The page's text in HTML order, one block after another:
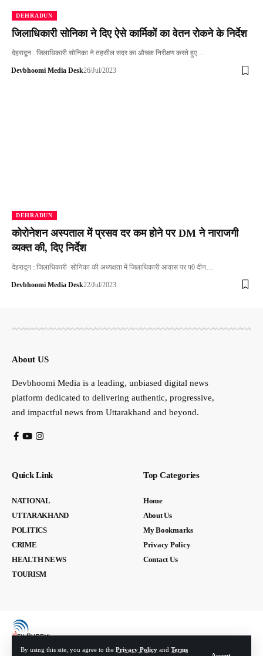
By using this site, you agree to the Privacy Policy and Terms
DEHRADUN
जिलाधिकारी सोनिका ने दिए ऐसे कार्मिकों का वेतन रोकने के निर्देश
देहरादून : जिलाधिकारी सोनिका ने तहसील सदर का औचक निरीक्षण करते हुए…
Devbhoomi Media Desk26/Jul/2023
DEHRADUN
कोरोनेशन अस्पताल में प्रसव दर कम होने पर DM ने नाराजगी
व्यक्त की, दिए निर्देश
देहरादून : जिलाधिकारी सोनिका की अध्यक्षता में जिलाधिकारी आवास पर प0 दीन…
Devbhoomi Media Desk22/Jul/2023
About US
Devbhoomi Media is a leading, unbiased digital news
platform dedicated to delivering authentic, progressive,
and impactful news from Uttarakhand and beyond.
Quick Link
NATIONAL
UTTARAKHAND
POLITICS
CRIME
HEALTH NEWS
TOURISM
Top Categories
Home
About Us
My Bookmarks
Privacy Policy
Contact Us